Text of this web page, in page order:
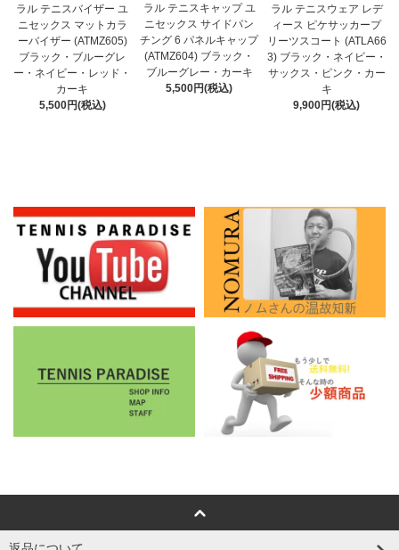
ラル テニスバイザー ユ
ニセックス マットカラ
ーバイザー (ATMZ605)
ブラック・ブルーグレ
ー・ネイビー・レッド・
カーキ
5,500円(税込)
ラル テニスキャップ ユ
ニセックス サイドパン
チング 6 パネルキャップ
(ATMZ604) ブラック・
ブルーグレー・カーキ
5,500円(税込)
ラル テニスウェア レデ
ィース ピケサッカープ
リーツスコート (ATLA66
3) ブラック・ネイビー・
サックス・ピンク・カー
キ
9,900円(税込)